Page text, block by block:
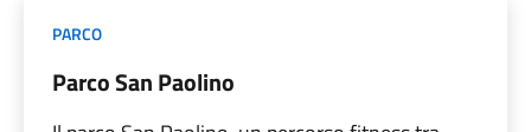
PARCO
Parco San Paolino